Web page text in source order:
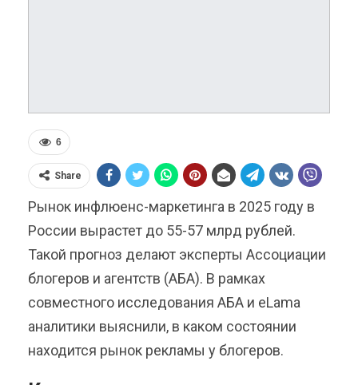
6
Share
Рынок инфлюенс-маркетинга в 2025 году в
России вырастет до 55-57 млрд рублей.
Такой прогноз делают эксперты Ассоциации
блогеров и агентств (АБА). В рамках
совместного исследования АБА и eLama
аналитики выяснили, в каком состоянии
находится рынок рекламы у блогеров.